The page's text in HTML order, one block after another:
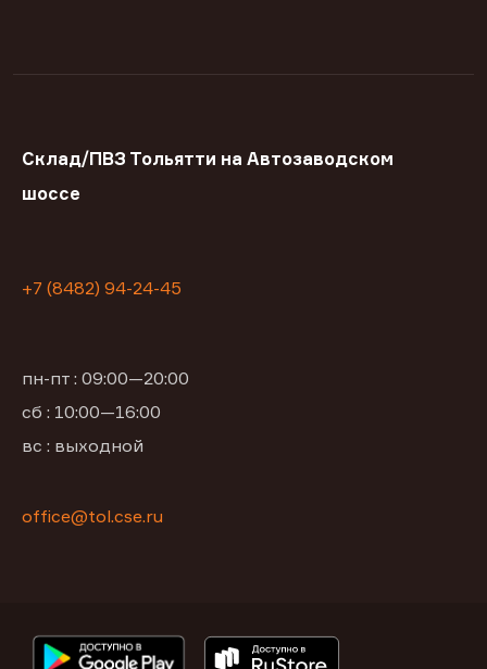
Склад/ПВЗ Тольятти на Автозаводском
шоссе
+7 (8482) 94-24-45
пн-пт : 09:00—20:00
сб : 10:00—16:00
вс : выходной
office@tol.cse.ru